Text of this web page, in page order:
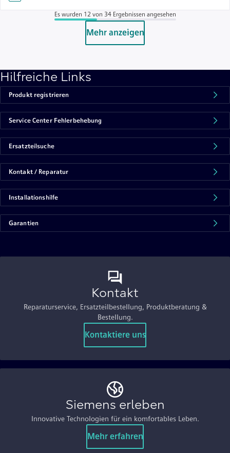
Es wurden 12 von 34 Ergebnissen angesehen
Mehr anzeigen
Hilfreiche Links
Produkt registrieren
Service Center Fehlerbehebung
Ersatzteilsuche
Kontakt / Reparatur
Installationshilfe
Garantien
Kontakt
Reparaturservice, Ersatzteilbestellung, Produktberatung &
Bestellung.
Kontaktiere uns
Siemens erleben
Innovative Technologien für ein komfortables Leben.
Mehr erfahren